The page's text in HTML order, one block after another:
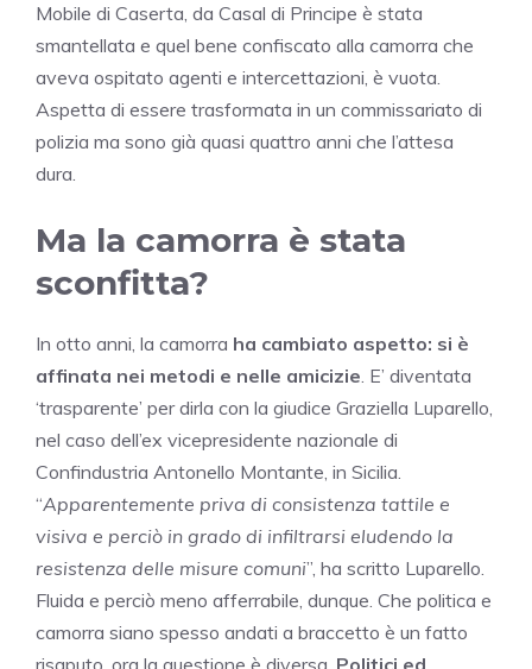
Mobile di Caserta, da Casal di Principe è stata
smantellata e quel bene confiscato alla camorra che
aveva ospitato agenti e intercettazioni, è vuota.
Aspetta di essere trasformata in un commissariato di
polizia ma sono già quasi quattro anni che l’attesa
dura.
Ma la camorra è stata
sconfitta?
In otto anni, la camorra ha cambiato aspetto: si è
affinata nei metodi e nelle amicizie. E’ diventata
‘trasparente’ per dirla con la giudice Graziella Luparello,
nel caso dell’ex vicepresidente nazionale di
Confindustria Antonello Montante, in Sicilia.
“Apparentemente priva di consistenza tattile e
visiva e perciò in grado di infiltrarsi eludendo la
resistenza delle misure comuni”, ha scritto Luparello.
Fluida e perciò meno afferrabile, dunque. Che politica e
camorra siano spesso andati a braccetto è un fatto